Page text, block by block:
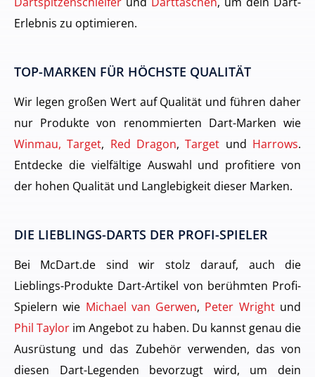
Erlebnis zu optimieren.
TOP-MARKEN FÜR HÖCHSTE QUALITÄT
Wir legen großen Wert auf Qualität und führen daher
nur Produkte von renommierten Dart-Marken wie
Winmau, Target, Red Dragon,Target und Harrows.
Entdecke die vielfältige Auswahl und profitiere von
der hohen Qualität und Langlebigkeit dieser Marken.
DIE LIEBLINGS-DARTS DER PROFI-SPIELER
Bei McDart.de sind wir stolz darauf, auch die
Lieblings-Produkte Dart-Artikel von berühmten Profi-
Spielern wie Michael van Gerwen, Peter Wrightund
Phil Taylor im Angebot zu haben. Du kannst genau die
Ausrüstung und das Zubehör verwenden, das von
diesen Dart-Legenden bevorzugt wird, um dein